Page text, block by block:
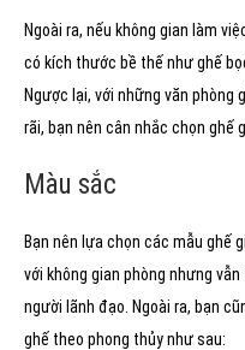
Ngoài ra, nếu không gian làm
có kích thước bề thế như ghế
Ngược lại, với những văn
rãi, bạn nên cân nhắc chọn ghế
Màu sắc
Bạn nên lựa chọn các mẫu ghế
với không gian phòng nhưng
người lãnh đạo. Ngoài ra, bạn
ghế theo phong thủy như sau: